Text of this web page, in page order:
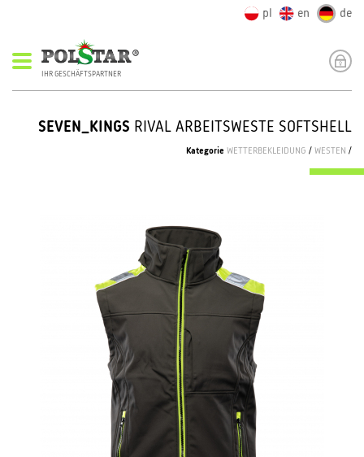
pl en de
IHR GESCHÄFTSPARTNER
SEVEN_KINGS RIVAL ARBEITSWESTE SOFTSHELL
Kategorie WETTERBEKLEIDUNG / WESTEN /